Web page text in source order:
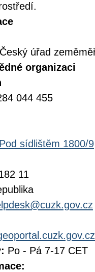
Český úřad
organizaci
044 455
Pod sídlištěm 1800/9
11
Po - Pá 7-17 CET